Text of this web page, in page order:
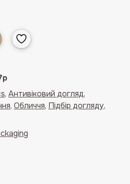
, Антивіковий догляд,
, Обличчя, Підбір догляду,